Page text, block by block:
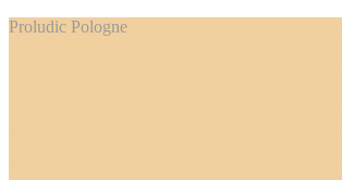
Proludic Pologne